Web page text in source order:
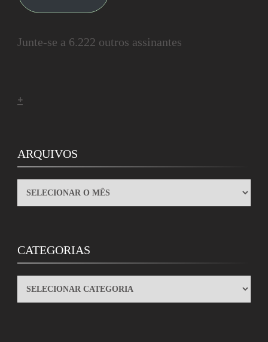
Junte-se a 6.222 outros assinantes
+
ARQUIVOS
ARQUIVOS
CATEGORIAS
CATEGORIAS